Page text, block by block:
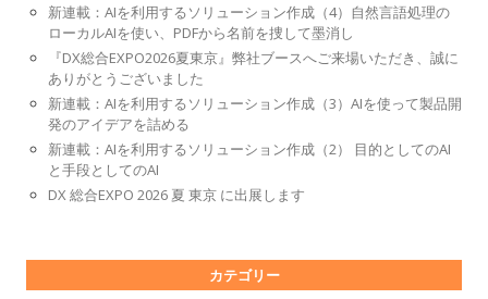
新連載：AIを利用するソリューション作成（4）自然言語処理の
ローカルAIを使い、PDFから名前を捜して墨消し
『DX総合EXPO2026夏東京』弊社ブースへご来場いただき、誠に
ありがとうございました
新連載：AIを利用するソリューション作成（3）AIを使って製品開
発のアイデアを詰める
新連載：AIを利用するソリューション作成（2） 目的としてのAI
と手段としてのAI
DX 総合EXPO 2026 夏 東京 に出展します
カテゴリー